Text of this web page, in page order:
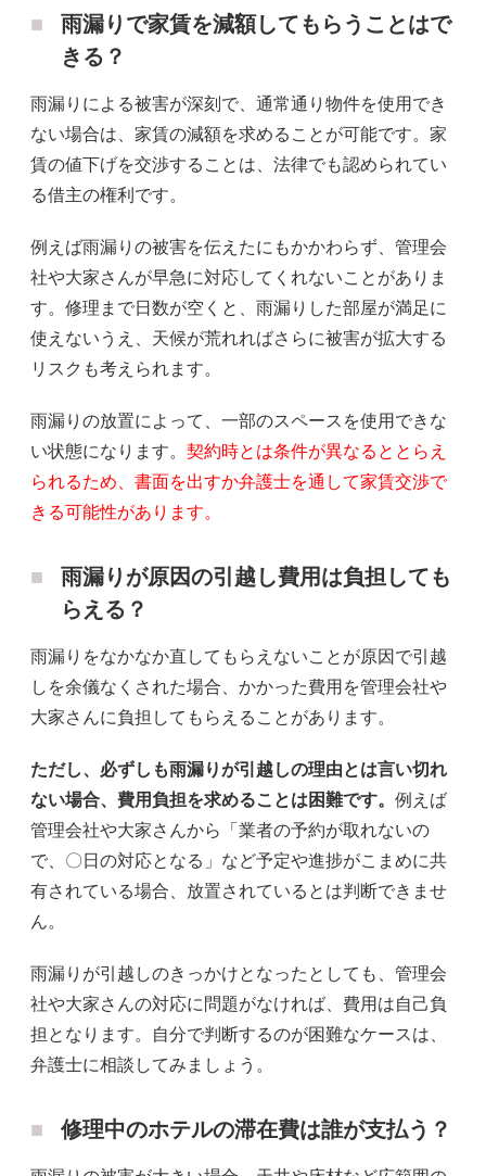
雨漏りで家賃を減額してもらうことはで
きる？
雨漏りによる被害が深刻で、通常通り物件を使用でき
ない場合は、家賃の減額を求めることが可能です。家
賃の値下げを交渉することは、法律でも認められてい
る借主の権利です。
例えば雨漏りの被害を伝えたにもかかわらず、管理会
社や大家さんが早急に対応してくれないことがありま
す。修理まで日数が空くと、雨漏りした部屋が満足に
使えないうえ、天候が荒れればさらに被害が拡大する
リスクも考えられます。
雨漏りの放置によって、一部のスペースを使用できな
い状態になります。 契約時とは条件が異なるととらえ
られるため、書面を出すか弁護士を通して家賃交渉で
きる可能性があります。
雨漏りが原因の引越し費用は負担しても
らえる？
雨漏りをなかなか直してもらえないことが原因で引越
しを余儀なくされた場合、かかった費用を管理会社や
大家さんに負担してもらえることがあります。
ただし、必ずしも雨漏りが引越しの理由とは言い切れ
ない場合、費用負担を求めることは困難です。 例えば
管理会社や大家さんから「業者の予約が取れないの
で、〇日の対応となる」など予定や進捗がこまめに共
有されている場合、放置されているとは判断できませ
ん。
雨漏りが引越しのきっかけとなったとしても、管理会
社や大家さんの対応に問題がなければ、費用は自己負
担となります。自分で判断するのが困難なケースは、
弁護士に相談してみましょう。
修理中のホテルの滞在費は誰が支払う？